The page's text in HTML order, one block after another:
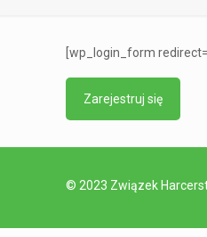
[wp_login_form
Zarejestruj się
© 2023 Związek